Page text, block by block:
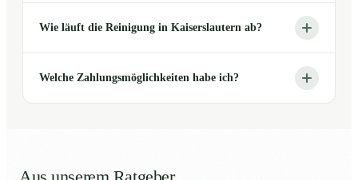
Wie läuft die Reinigung in Kaiserslautern ab?
Welche Zahlungsmöglichkeiten habe ich?